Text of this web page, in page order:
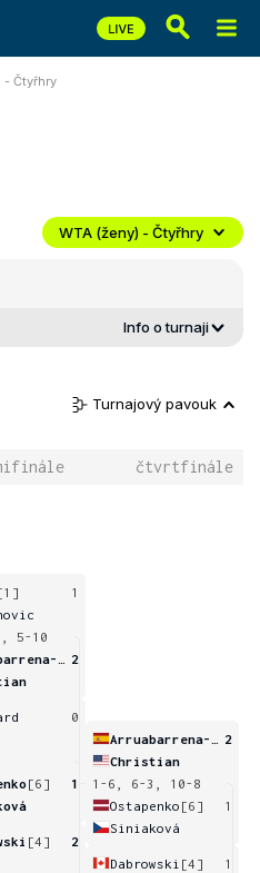
- Čtyřhry
WTA (ženy) - Čtyřhry
Info o turnaji
Turnajový pavouk
čtvrtfinále
1
5-10
2
0
[6]
1
[4]
2
2
Christian
1-6, 6-3, 10-8
Ostapenko [6]
1
Siniaková
Dabrowski [4]
1